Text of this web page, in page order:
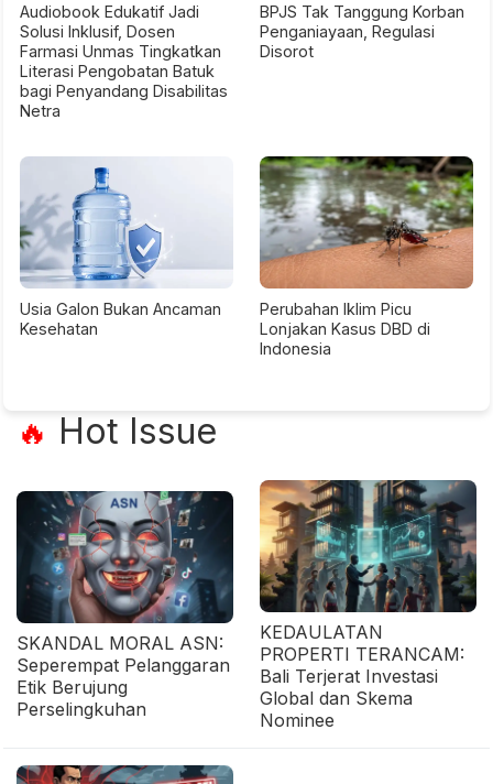
Audiobook Edukatif Jadi
Solusi Inklusif, Dosen
Farmasi Unmas Tingkatkan
Literasi Pengobatan Batuk
bagi Penyandang Disabilitas
Netra
BPJS Tak Tanggung Korban
Penganiayaan, Regulasi
Disorot
Usia Galon Bukan Ancaman
Kesehatan
Perubahan Iklim Picu
Lonjakan Kasus DBD di
Indonesia
🔥 Hot Issue
SKANDAL MORAL ASN:
Seperempat Pelanggaran
Etik Berujung
Perselingkuhan
KEDAULATAN
PROPERTI TERANCAM:
Bali Terjerat Investasi
Global dan Skema
Nominee